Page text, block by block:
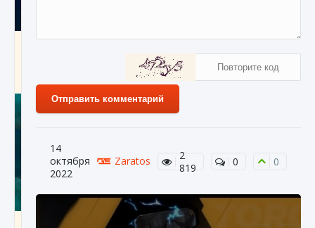
1 393 0 0
Как приручить существ из степей Тамура в
Отправить комментарий
14
октября
2022
Zaratos
2
819
0 0